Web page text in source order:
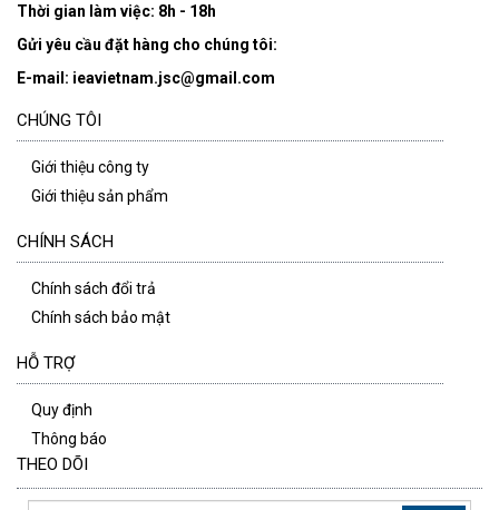
Thời gian làm việc: 8h - 18h
Gửi yêu cầu đặt hàng cho chúng tôi:
E-mail: ieavietnam.jsc@gmail.com
CHÚNG TÔI
Giới thiệu công ty
Giới thiệu sản phẩm
CHÍNH SÁCH
Chính sách đổi trả
Chính sách bảo mật
HỖ TRỢ
Quy định
Thông báo
THEO DÕI